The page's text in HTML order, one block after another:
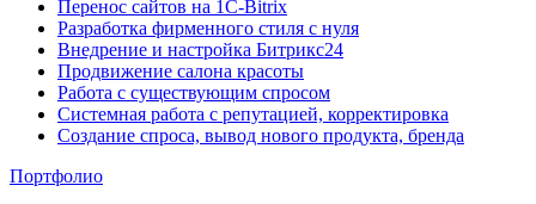
Перенос сайтов на 1С-Bitrix
Разработка фирменного стиля с нуля
Внедрение и настройка Битрикс24
Продвижение салона красоты
Работа с существующим спросом
Системная работа с репутацией, корректировка
Создание спроса, вывод нового продукта, бренда
Портфолио